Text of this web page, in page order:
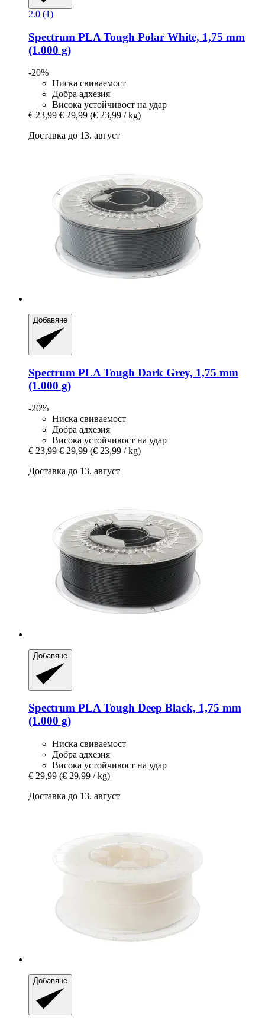
2.0 (1)
Spectrum PLA Tough Polar White, 1,75 mm
(1.000 g)
-20%
Ниска свиваемост
Добра адхезия
Висока устойчивост на удар
€ 23,99 € 29,99 (€ 23,99 / kg)
Доставка до 13. август
Добавяне
Spectrum PLA Tough Dark Grey, 1,75 mm
(1.000 g)
-20%
Ниска свиваемост
Добра адхезия
Висока устойчивост на удар
€ 23,99 € 29,99 (€ 23,99 / kg)
Доставка до 13. август
Добавяне
Spectrum PLA Tough Deep Black, 1,75 mm
(1.000 g)
Ниска свиваемост
Добра адхезия
Висока устойчивост на удар
€ 29,99 (€ 29,99 / kg)
Доставка до 13. август
Добавяне